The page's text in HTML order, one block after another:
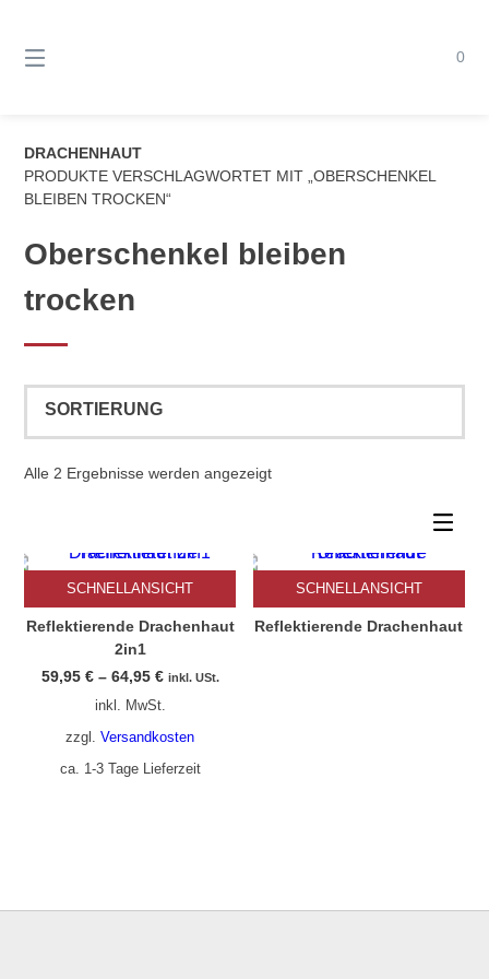
Inhalt
0
DRACHENHAUT
PRODUKTE VERSCHLAGWORTET MIT „OBERSCHENKEL
BLEIBEN TROCKEN“
Oberschenkel bleiben
trocken
Alle 2 Ergebnisse werden angezeigt
Dieses Produkt weist mehrere Varianten auf. Die Optionen können auf der Produktseite gewählt werden
SCHNELLANSICHT
Reflektierende Drachenhaut
2in1
59,95 €– 64,95 € inkl. USt.
inkl. MwSt.
zzgl.Versandkosten
ca. 1-3 Tage Lieferzeit
SCHNELLANSICHT
Reflektierende Drachenhaut